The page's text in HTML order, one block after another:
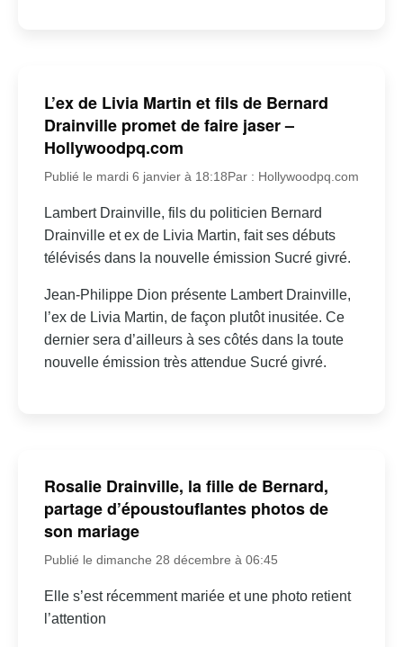
L’ex de Livia Martin et fils de Bernard
Drainville promet de faire jaser –
Hollywoodpq.com
Publié le mardi 6 janvier à 18:18Par : Hollywoodpq.com
Lambert Drainville, fils du politicien Bernard
Drainville et ex de Livia Martin, fait ses débuts
télévisés dans la nouvelle émission Sucré givré.
Jean-Philippe Dion présente Lambert Drainville,
l’ex de Livia Martin, de façon plutôt inusitée. Ce
dernier sera d’ailleurs à ses côtés dans la toute
nouvelle émission très attendue Sucré givré.
Rosalie Drainville, la fille de Bernard,
partage d’époustouflantes photos de
son mariage
Publié le dimanche 28 décembre à 06:45
Elle s’est récemment mariée et une photo retient
l’attention